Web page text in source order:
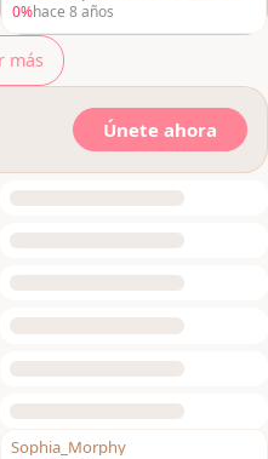
bia travesti
0%hace 8 años
más
Únete ahora
Sophia_Morphy